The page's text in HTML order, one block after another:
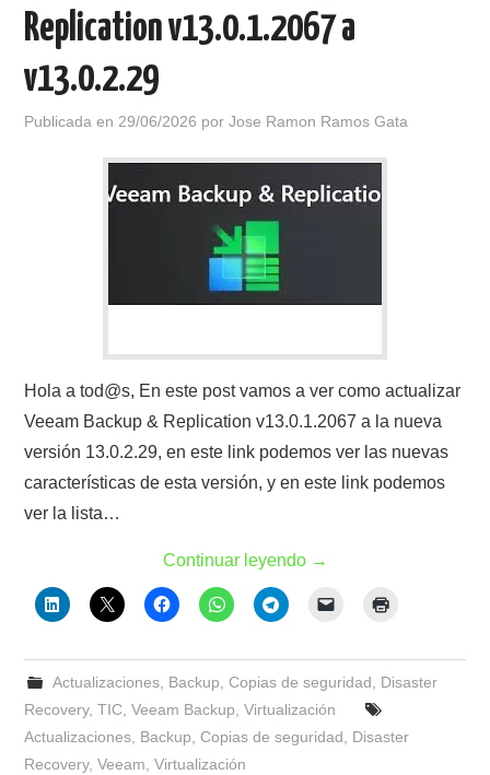
Replication v13.0.1.2067 a
v13.0.2.29
Publicada en 29/06/2026 porJose Ramon Ramos Gata
Hola a tod@s, En este post vamos a ver como actualizar
Veeam Backup & Replication v13.0.1.2067 a la nueva
versión 13.0.2.29, en este link podemos ver las nuevas
características de esta versión, y en este link podemos
ver la lista…
Continuar leyendo →
Actualizaciones, Backup Copias de seguridad
Disaster
Recovery,TIC ,Veeam Backup ,Virtualización
Actualizaciones Backup ,Copias de seguridad
Disaster
Recovery,Veeam ,Virtualización